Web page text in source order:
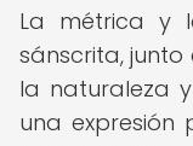
La métrica y
sánscrita,
la naturaleza
una expresión